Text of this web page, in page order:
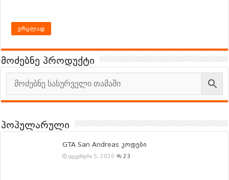
ვრცლად
მოძებნე პროდუქტი
პოპულარული
GTA San Andreas კოდები
დეკემბერი 5, 2020 23